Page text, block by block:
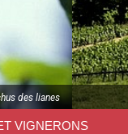
des lianes
VIGNERONS